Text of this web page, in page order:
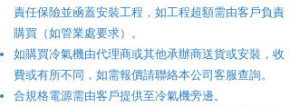
責任保險並凾蓋安裝工程，如工程超額需由客戶負責
購買（如管業處要求）。
如購買冷氣機由代理商或其他承辦商送貨或安裝，收
費或有所不同，如需報價請聯絡本公司客服查詢。
合規格電源需由客戶提供至冷氣機旁邊。